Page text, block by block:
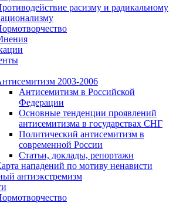
расизму и радикальному
2003-2006
Антисемитизм в Российской
Федерации
Основные тенденции проявлений
антисемитизма в государствах СНГ
Политический антисемитизм в
современной России
Статьи, доклады, репортажи
нападений по мотиву ненависти
антиэкстремизм